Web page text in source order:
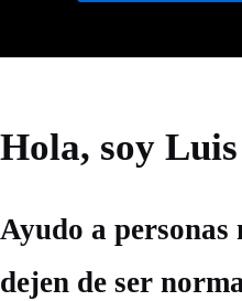
Hola, soy
Ayudo a personas
dejen de ser